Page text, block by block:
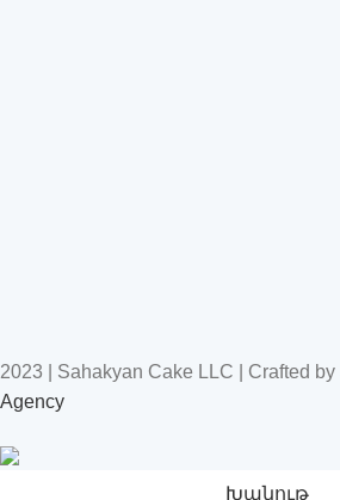
2023 | Sahakyan Cake LLC | Crafted by
Agency
Խանութ